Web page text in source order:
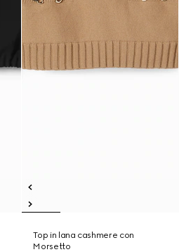
Top in lana cashmere con
Morsetto